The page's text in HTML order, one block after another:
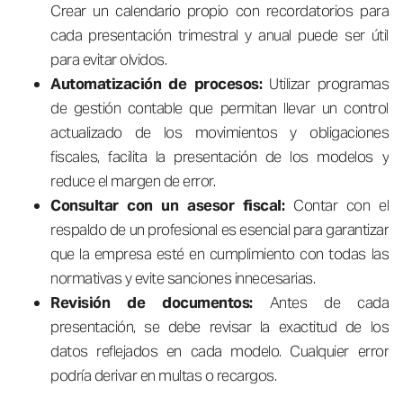
Crear un calendario propio con recordatorios para
cada presentación trimestral y anual puede ser útil
para evitar olvidos.
Automatización de procesos: Utilizar programas
de gestión contable que permitan llevar un control
actualizado de los movimientos y obligaciones
fiscales, facilita la presentación de los modelos y
reduce el margen de error.
Consultar con un asesor fiscal:Contar con el
respaldo de un profesional es esencial para garantizar
que la empresa esté en cumplimiento con todas las
normativas y evite sanciones innecesarias.
Revisión de documentos:Antes de cada
presentación, se debe revisar la exactitud de los
datos reflejados en cada modelo. Cualquier error
podría derivar en multas o recargos.